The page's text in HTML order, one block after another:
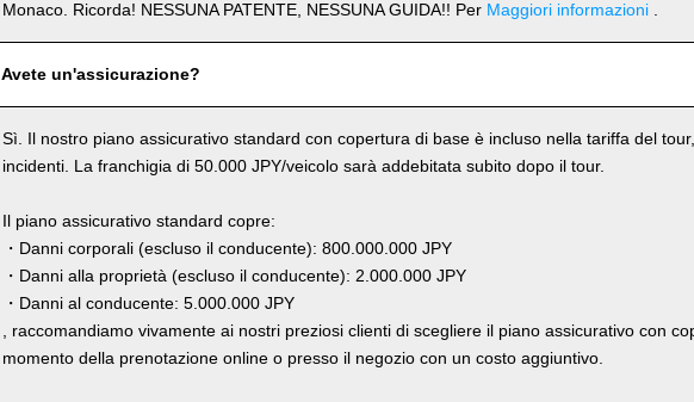
Monaco. Ricorda! NESSUNA PATENTE, NESSUNA GUIDA!! Per Maggiori informazioni
Avete un'assicurazione?
Sì. Il nostro piano assicurativo standard con copertura di base è incluso nella tariffa del
incidenti. La franchigia di 50.000 JPY/veicolo sarà addebitata subito dopo il tour.
Il piano assicurativo standard copre:
・Danni corporali (escluso il conducente): 800.000.000 JPY
・Danni alla proprietà (escluso il conducente): 2.000.000 JPY
・Danni al conducente: 5.000.000 JPY
, raccomandiamo vivamente ai nostri preziosi clienti di scegliere il piano assicurativo con
momento della prenotazione online o presso il negozio con un costo aggiuntivo.